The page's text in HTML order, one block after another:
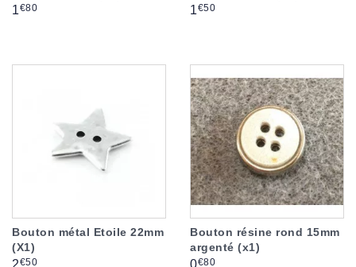
Prix
1€80 Prix
1€50
Bouton métal Etoile 22mm
(X1)
Prix
2€50
Bouton résine rond 15mm
argenté (x1)
Prix
0€80